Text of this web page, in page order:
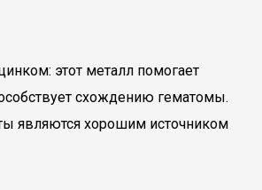
этот металл помогает
схождению гематомы.
являются хорошим источником